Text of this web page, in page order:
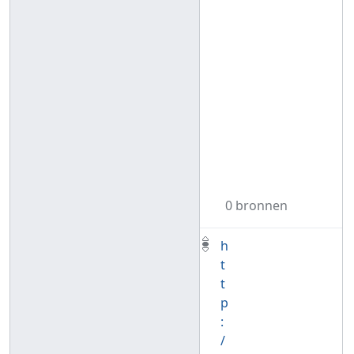
0 bronnen
h
t
t
p
:
/